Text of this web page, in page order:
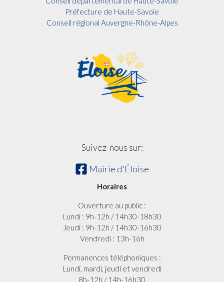
Préfecture de Haute-Savoie
Conseil régional Auvergne-Rhône-Alpes
Suivez-nous sur:
Mairie d'Éloise
Horaires
Ouverture au public :
Lundi : 9h-12h / 14h30-18h30
Jeudi : 9h-12h / 14h30-16h30
Vendredi : 13h-16h
Permanences téléphoniques :
Lundi, mardi, jeudi et vendredi
8h-12h / 14h-16h30